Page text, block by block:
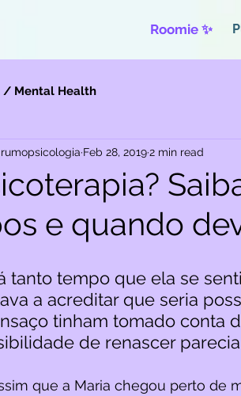
Roomie ✨
/ Mental Health
e quando
rumopsicologia Feb 28, 20192 min read
tanto tempo que ela se
a acreditar que seria
tinham tomado conta
de renascer
que a Maria chegou perto de